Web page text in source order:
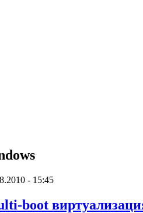
- 15:45
boot